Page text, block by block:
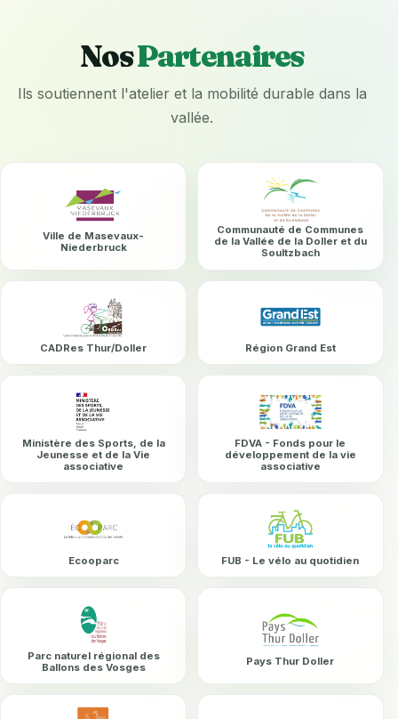
NosPartenaires
Ils soutiennent l'atelier et la mobilité durable dans la
vallée.
Ville de Masevaux-
Niederbruck
Communauté de Communes
de la Vallée de la Doller et du
Soultzbach
CADRes Thur/Doller Région Grand Est
Ministère des Sports, de la
Jeunesse et de la Vie
associative
FDVA - Fonds pour le
développement de la vie
associative
Ecooparc FUB - Le vélo au quotidien
Parc naturel régional des
Ballons des Vosges
Pays Thur Doller